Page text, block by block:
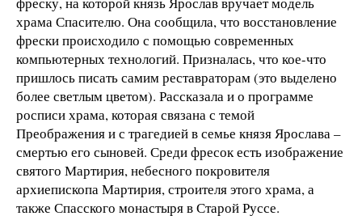
храма Спасителю. Она сообщила, что восстановление
фрески происходило с помощью современных
компьютерных технологий. Призналась, что кое-что
пришлось писать самим реставраторам (это выделено
более светлым цветом). Рассказала и о программе
росписи храма, которая связана с темой
Преображения и с трагедией в семье князя Ярослава –
смертью его сыновей. Среди фресок есть изображение
святого Мартирия, небесного покровителя
архиепископа Мартирия, строителя этого храма, а
также Спасского монастыря в Старой Руссе.